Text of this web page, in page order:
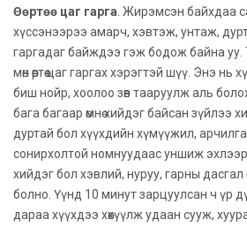
Өөртөө цаг гарга . Жирэмсэн байхдаа
хүссэнээрээ амарч, хэвтэж, унтаж,
гаргадаг байждээ гэж бодож байна уу.
мөн өөртөө цаг гаргах хэрэгтэй шүү. Энэ
биш нойр, хоолоо зөв тааруулж аль болох
бага багаар өмнө хийдэг байсан зүйлээ
дуртай бол хүүхдийн хүмүүжил,
сонирхолтой номнуудаас уншиж
хийдэг бол хэвлий, нуруу, гарны
болно. Үүнд 10 минут зарцуулсан ч үр
дараа хүүхдээ хөхүүлж удаан сууж,